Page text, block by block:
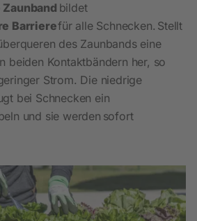
bildet
Barrierefür alle Schnecken. Stellt
des Zaunbands eine
beiden Kontaktbändern her, so
Strom. Die niedrige
bei Schnecken ein
und sie werden sofort